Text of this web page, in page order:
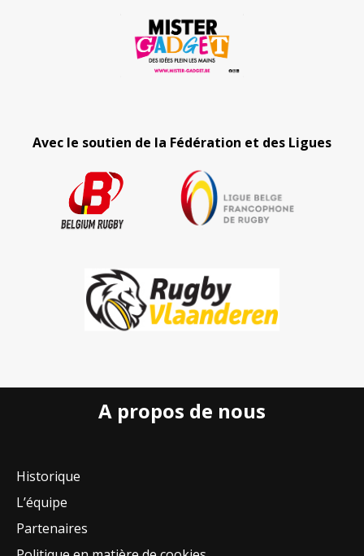
Avec le soutien de la Fédération et des Ligues
A propos de nous
Historique
L’équipe
Partenaires